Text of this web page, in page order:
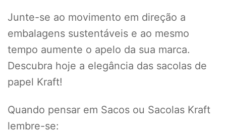
Junte-se ao movimento em direção a
embalagens sustentáveis e ao mesmo
tempo aumente o apelo da sua marca.
Descubra hoje a elegância das sacolas de
papel Kraft!
Quando pensar em Sacos ou Sacolas Kraft
lembre-se: